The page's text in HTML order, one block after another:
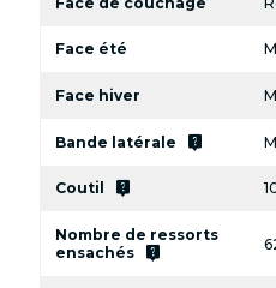
Face été
Face hiver
Bande latérale live_help
Coutil live_help
Nombre de ressorts
ensachés
live_help